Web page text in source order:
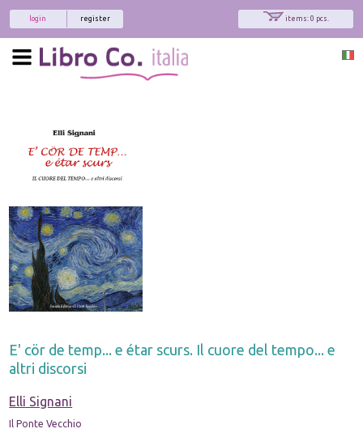
items: 0 pcs.
register
login
E' cör de temp... e étar scurs. Il cuore del tempo... e
altri discorsi
Elli Signani
Il Ponte Vecchio